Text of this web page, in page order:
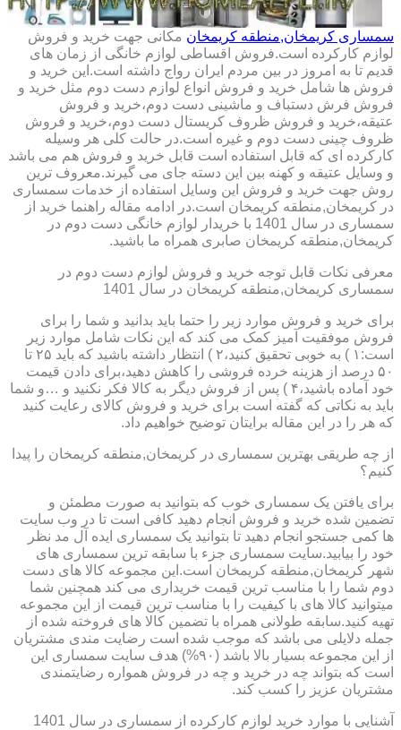
سمساری کریمخان,منطقه کریمخان مکانی جهت خرید و فروش
لوازم کارکرده است.فروش اقساطی لوازم خانگی از زمان های
قدیم تا به امروز در بین مردم ایران رواج داشته است.این خرید و
فروش ها شامل خرید و فروش انواع لوازم دست دوم مثل خرید و
فروش فرش دستباف و ماشینی دست دوم،خرید و فروش
عتیقه،خرید و فروش ظروف کریستال دست دوم،خرید و فروش
ظروف چینی دست دوم و غیره است.در حالت کلی هر وسیله
کارکرده ای که قابل استفاده است قابل خرید و فروش هم می باشد
و وسایل عتیقه و کهنه بین این دسته جای می گیرند.معروف ترین
روش جهت خرید و فروش این وسایل استفاده از خدمات سمساری
در کریمخان,منطقه کریمخان است.در ادامه مقاله راهنما خرید از
سمساری در سال 1401 با خریدار لوازم خانگی دست دوم در
کریمخان,منطقه کریمخان صابری همراه ما باشید.
معرفی نکات قابل توجه خرید و فروش لوازم دست دوم در
سمساری کریمخان,منطقه کریمخان در سال 1401
برای خرید و فروش موارد زیر را حتما باید بدانید و شما را برای
فروش موفقیت آمیز کمک می کند که این نکات شامل موارد زیر
است:۱ ) به خوبی تحقیق کنید،۲ ) انتظار داشته باشید که باید ۲۵ تا
۵۰ درصد از هزینه خرده فروشی را کاهش دهید،برای دادن قیمت
خود آماده باشید،۴ ) پس از فروش دیگر به کالا فکر نکنید و …و شما
باید به نکاتی که گفته است برای خرید و فروش کالای رعایت کنید
که هر را در این مقاله برایتان توضیح خواهیم داد.
از چه طریقی بهترین سمساری در کریمخان,منطقه کریمخان را پیدا
کنیم؟
برای یافتن یک سمساری خوب که بتوانید به صورت مطمئن و
تضمین شده خرید و فروش انجام دهید کافی است تا در وب سایت
ها کمی جستجو انجام دهید تا بتوانید یک سمساری ایده آل مد نظر
خود را بیابید.سایت سمساری جزء با سابقه ترین سمساری های
شهر کریمخان,منطقه کریمخان است.این مجموعه کالا های دست
دوم شما را با مناسب ترین قیمت خریداری می کند همچنین شما
میتوانید کالا های با کیفیت را با مناسب ترین قیمت از این مجموعه
تهیه کنید.سابقه طولانی همراه با تضمین کالا های فروخته شده از
جمله دلایلی می باشد که موجب شده است رضایت مندی مشتریان
از این مجموعه بسیار بالا باشد (۹۰%) هدف سایت سمساری این
است که بتواند چه در خرید و چه در فروش همواره رضایتمندی
مشتریان عزیز را کسب کند.
آشنایی با موارد خرید لوازم کارکرده از سمساری در سال 1401